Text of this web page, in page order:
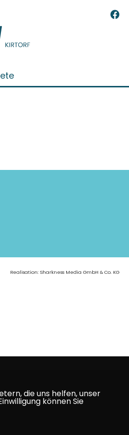
Realisation: Sharkness Media GmbH & Co. KG
die uns helfen, unser
können Sie